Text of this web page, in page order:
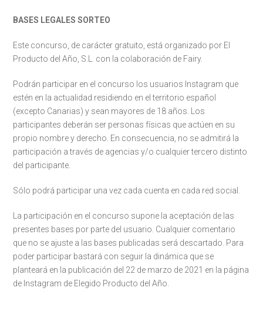
BASES LEGALES SORTEO
Este concurso, de carácter gratuito, está organizado por El
Producto del Año, S.L. con la colaboración de Fairy.
Podrán participar en el concurso los usuarios Instagram que
estén en la actualidad residiendo en el territorio español
(excepto Canarias) y sean mayores de 18 años. Los
participantes deberán ser personas físicas que actúen en su
propio nombre y derecho. En consecuencia, no se admitirá la
participación a través de agencias y/o cualquier tercero distinto
del participante.
Sólo podrá participar una vez cada cuenta en cada red social.
La participación en el concurso supone la aceptación de las
presentes bases por parte del usuario. Cualquier comentario
que no se ajuste a las bases publicadas será descartado. Para
poder participar bastará con seguir la dinámica que se
planteará en la publicación del 22 de marzo de 2021 en la página
de Instagram de Elegido Producto del Año.